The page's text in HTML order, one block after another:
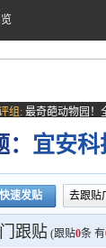
组: 最奇葩动物园！
场子
宜安
快速发贴 去跟贴
跟贴 (跟贴0条 有